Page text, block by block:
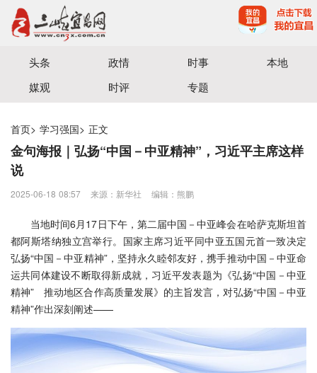
宜昌三峡融媒体中心主办
头条 政情 时事
本地
媒观
时评 专题
首页> 学习强国> 正文
金句海报｜弘扬“中国－中亚精神”，习近平主席这样
说
2025-06-18 08:57 来源：新华社 编辑：熊鹏
当地时间6月17日下午，第二届中国－中亚峰会在哈萨克斯坦首
都阿斯塔纳独立宫举行。国家主席习近平同中亚五国元首一致决定
弘扬“中国－中亚精神”，坚持永久睦邻友好，携手推动中国－中亚命
运共同体建设不断取得新成就，习近平发表题为《弘扬“中国－中亚
精神” 推动地区合作高质量发展》的主旨发言，对弘扬“中国－中亚
精神”作出深刻阐述——